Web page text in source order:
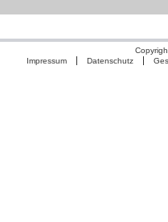
Impressum
Datenschutz